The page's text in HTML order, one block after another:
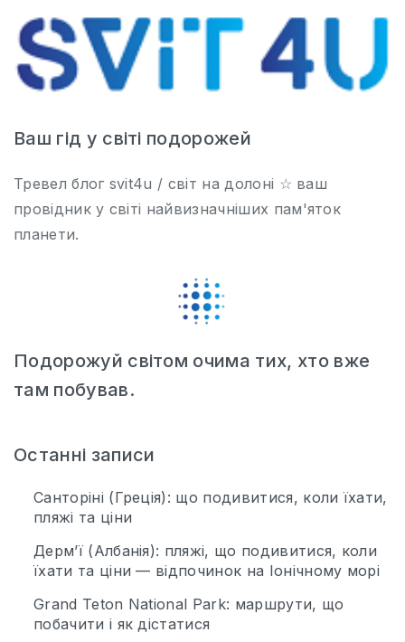
Ваш гід у світі подорожей
Тревел блог svit4u / світ на долоні ☆ ваш
провідник у світі найвизначніших пам'яток
планети.
Подорожуй світом очима тих, хто вже
там побував.
Останні записи
Санторіні (Греція): що подивитися, коли їхати,
пляжі та ціни
Дерм’ї (Албанія): пляжі, що подивитися, коли
їхати та ціни — відпочинок на Іонічному морі
Grand Teton National Park: маршрути, що
побачити і як дістатися